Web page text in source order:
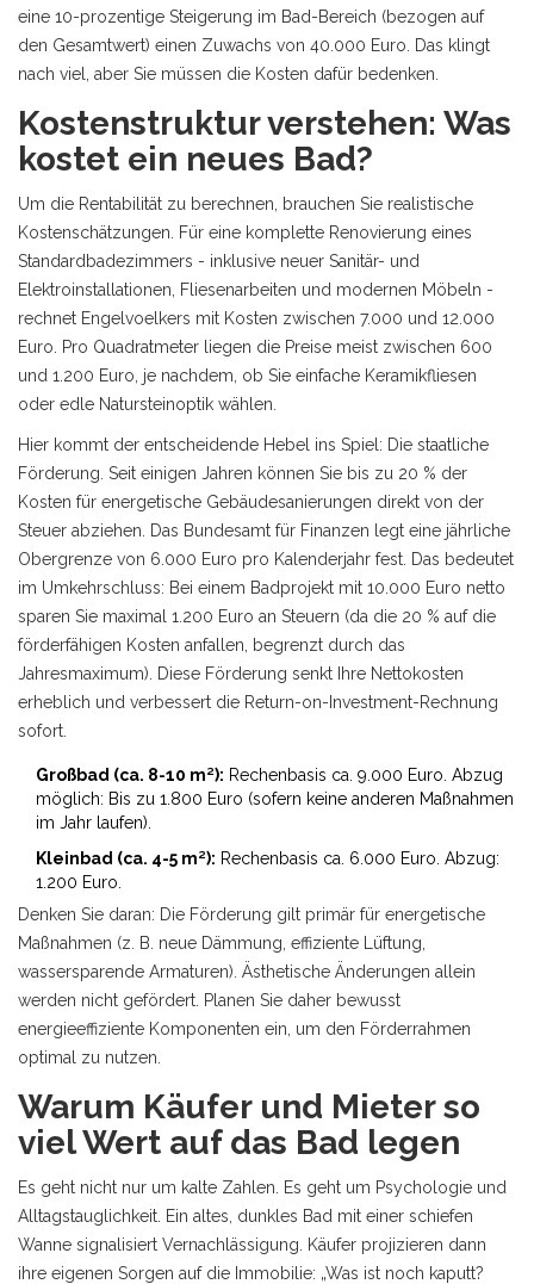
eine 10-prozentige Steigerung im Bad-Bereich (bezogen auf
den Gesamtwert) einen Zuwachs von 40.000 Euro. Das klingt
nach viel, aber Sie müssen die Kosten dafür bedenken.
Kostenstruktur verstehen: Was
kostet ein neues Bad?
Um die Rentabilität zu berechnen, brauchen Sie realistische
Kostenschätzungen. Für eine komplette Renovierung eines
Standardbadezimmers - inklusive neuer Sanitär- und
Elektroinstallationen, Fliesenarbeiten und modernen Möbeln -
rechnet Engelvoelkers mit Kosten zwischen 7.000 und 12.000
Euro. Pro Quadratmeter liegen die Preise meist zwischen 600
und 1.200 Euro, je nachdem, ob Sie einfache Keramikfliesen
oder edle Natursteinoptik wählen.
Hier kommt der entscheidende Hebel ins Spiel: Die staatliche
Förderung. Seit einigen Jahren können Sie bis zu 20 % der
Kosten für energetische Gebäudesanierungen direkt von der
Steuer abziehen. Das Bundesamt für Finanzen legt eine jährliche
Obergrenze von 6.000 Euro pro Kalenderjahr fest. Das bedeutet
im Umkehrschluss: Bei einem Badprojekt mit 10.000 Euro netto
sparen Sie maximal 1.200 Euro an Steuern (da die 20 % auf die
förderfähigen Kosten anfallen, begrenzt durch das
Jahresmaximum). Diese Förderung senkt Ihre Nettokosten
erheblich und verbessert die Return-on-Investment-Rechnung
sofort.
Großbad (ca. 8-10 m²): Rechenbasis ca. 9.000 Euro. Abzug
möglich: Bis zu 1.800 Euro (sofern keine anderen Maßnahmen
im Jahr laufen).
Kleinbad (ca. 4-5 m²): Rechenbasis ca. 6.000 Euro. Abzug:
1.200 Euro.
Denken Sie daran: Die Förderung gilt primär für energetische
Maßnahmen (z. B. neue Dämmung, effiziente Lüftung,
wassersparende Armaturen). Ästhetische Änderungen allein
werden nicht gefördert. Planen Sie daher bewusst
energieeffiziente Komponenten ein, um den Förderrahmen
optimal zu nutzen.
Warum Käufer und Mieter so
viel Wert auf das Bad legen
Es geht nicht nur um kalte Zahlen. Es geht um Psychologie und
Alltagstauglichkeit. Ein altes, dunkles Bad mit einer schiefen
Wanne signalisiert Vernachlässigung. Käufer projizieren dann
ihre eigenen Sorgen auf die Immobilie: „Was ist noch kaputt?